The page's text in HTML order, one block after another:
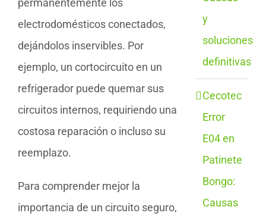
permanentemente los
electrodomésticos conectados,
dejándolos inservibles. Por
ejemplo, un cortocircuito en un
refrigerador puede quemar sus
circuitos internos, requiriendo una
costosa reparación o incluso su
reemplazo.
Para comprender mejor la
importancia de un circuito seguro,
y
soluciones
definitivas
Cecotec
Error
E04 en
Patinete
Bongo:
Causas